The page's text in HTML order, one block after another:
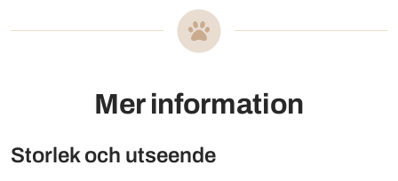
Mer information
Storlek och utseende